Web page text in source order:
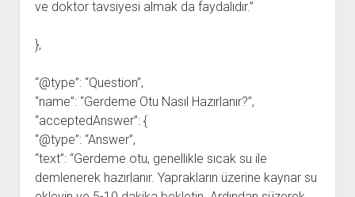
ve doktor tavsiyesi almak da faydalıdır.”
},
“@type”: “Question”,
“name”: “Gerdeme Otu Nasıl Hazırlanır?”,
“acceptedAnswer”: {
“@type”: “Answer”,
“text”: “Gerdeme otu, genellikle sıcak su ile
demlenerek hazırlanır. Yaprakların üzerine kaynar su